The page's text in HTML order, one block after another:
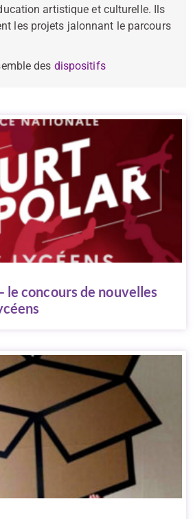
artistique et culturelle. Ils
les projets jalonnant le parcours
des dispositifs
le concours de nouvelles